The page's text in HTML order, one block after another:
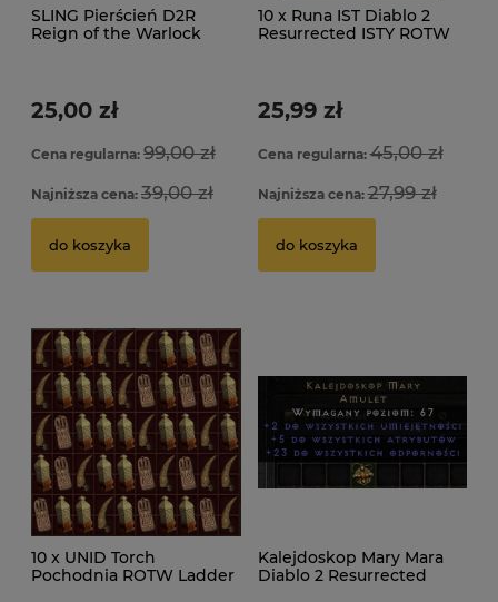
SLING Pierścień D2R
Reign of the Warlock
25,00 zł
Cena regularna: 99,00 zł
Najniższa cena: 39,00 zł
do koszyka
10 x Runa IST Diablo 2
Resurrected ISTY ROTW
25,99 zł
Cena regularna:45,00 zł
Najniższa cena:27,99 zł
do koszyka
10 x UNID Torch
Pochodnia ROTW Ladder
Kalejdoskop Mary Mara
Diablo 2 Resurrected